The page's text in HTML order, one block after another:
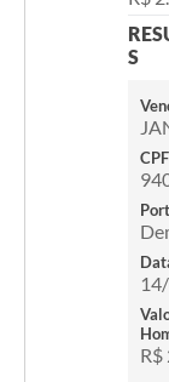
Galeria de Vídeos
S
CPF
R$